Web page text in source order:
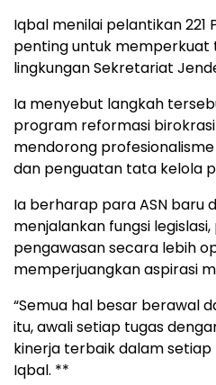
Iqbal menilai pelantikan 221
penting untuk memperkuat
lingkungan Sekretariat
Ia menyebut langkah
program reformasi
mendorong profesionalisme
dan penguatan tata kelola
Ia berharap para ASN baru
menjalankan fungsi
pengawasan secara lebih
memperjuangkan aspirasi
“Semua hal besar berawal
itu, awali setiap tugas
kinerja terbaik dalam setiap
Iqbal. **